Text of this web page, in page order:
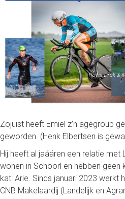
Zojuist heeft Emiel z’n agegroup
geworden. (Henk Elbertsen is
Hij heeft al jaááren een relatie met
wonen in Schoorl en hebben geen
kat: Arie. Sinds januari 2023 werkt
CNB Makelaardij (Landelijk en
Rowa Druk&